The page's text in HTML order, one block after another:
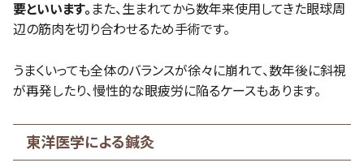
要といいます。 また、生まれてから数年来使用してきた眼球周
辺の筋肉を切り合わせるため手術です。
うまくいっても全体のバランスが徐々に崩れて、数年後に斜視
が再発したり、慢性的な眼疲労に陥るケースもあります。
東洋医学による鍼灸